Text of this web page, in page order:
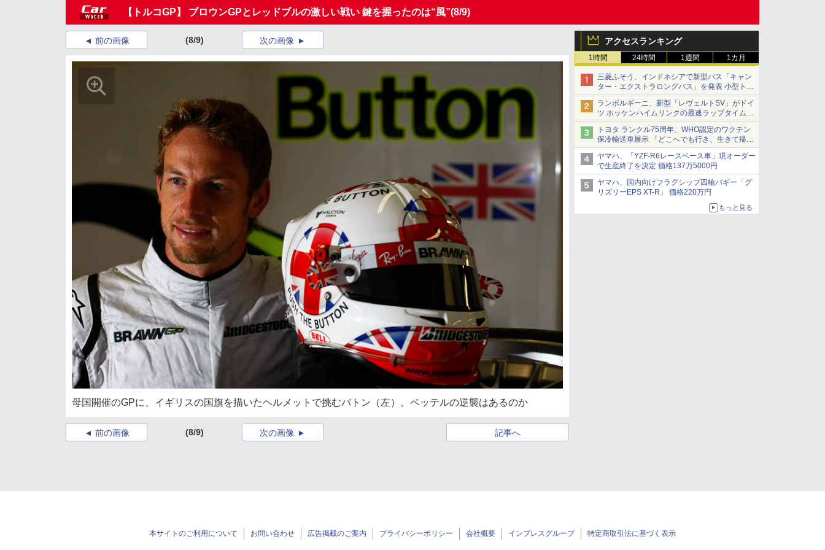
【トルコGP】 ブロウンGPとレッドブルの激しい戦い 鍵を握ったのは“風”(8/9)
アクセスランキング
1時間 24時間 1週間 1カ月
三菱ふそう、インドネシアで新型バス「キャン
ター・エクストラロングバス」を発表 小型トラ
ックベースの観光・旅客輸送向けバス
ランボルギーニ、新型「レヴェルトSV」がドイ
ツ ホッケンハイムリンクの最速ラップタイムを
記録
トヨタ ランクル75周年、WHO認定のワクチン
保冷輸送車展示 「どこへでも行き、生きて帰っ
てこられる」ランドクルーザーで命をつなぐ
ヤマハ、「YZF-R6レースベース車」現オーダー
で生産終了を決定 価格137万5000円
ヤマハ、国内向けフラグシップ四輪バギー「グ
リズリーEPS XT-R」 価格220万円
もっと見る
前の画像 (8/9) 次の画像
母国開催のGPに、イギリスの国旗を描いたヘルメットで挑むバトン（左）。ベッテルの逆襲はあるのか
前の画像 (8/9) 記事へ
次の画像
本サイトのご利用について お問い合わせ 広告掲載のご案内 プライバシーポリシー 会社概要 インプレスグループ 特定商取引法に基づく表示